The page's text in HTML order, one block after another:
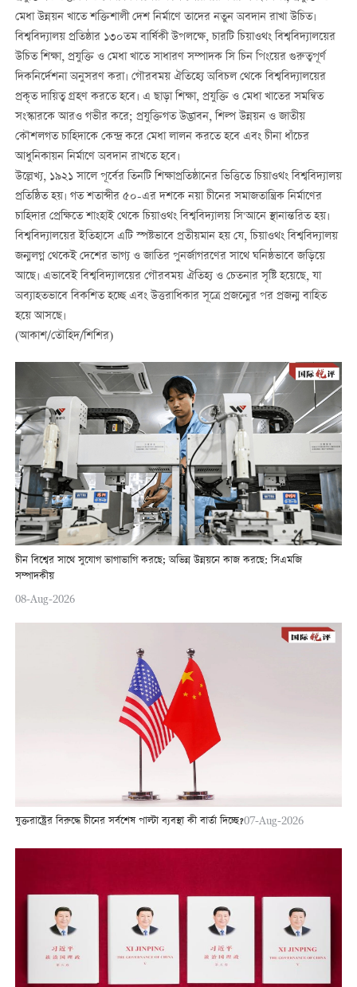
মেধা উন্নয়ন খাতে শক্তিশালী দেশ নির্মাণে তাদের নতুন অবদান রাখা উচিত।
বিশ্ববিদ্যালয় প্রতিষ্ঠার ১৩০তম বার্ষিকী উপলক্ষে, চারটি চিয়াওথং বিশ্ববিদ্যালয়ের
উচিত শিক্ষা, প্রযুক্তি ও মেধা খাতে সাধারণ সম্পাদক সি চিন পিংয়ের গুরুত্বপূর্ণ
দিকনির্দেশনা অনুসরণ করা। গৌরবময় ঐতিহ্যে অবিচল থেকে বিশ্ববিদ্যালয়ের
প্রকৃত দায়িত্ব গ্রহণ করতে হবে। এ ছাড়া শিক্ষা, প্রযুক্তি ও মেধা খাতের সমন্বিত
সংস্কারকে আরও গভীর করে; প্রযুক্তিগত উদ্ভাবন, শিল্প উন্নয়ন ও জাতীয়
কৌশলগত চাহিদাকে কেন্দ্র করে মেধা লালন করতে হবে এবং চীনা ধাঁচের
আধুনিকায়ন নির্মাণে অবদান রাখতে হবে।
উল্লেখ্য, ১৯২১ সালে পূর্বের তিনটি শিক্ষাপ্রতিষ্ঠানের ভিত্তিতে চিয়াওথং বিশ্ববিদ্যালয়
প্রতিষ্ঠিত হয়। গত শতাব্দীর ৫০-এর দশকে নয়া চীনের সমাজতান্ত্রিক নির্মাণের
চাহিদার প্রেক্ষিতে শাংহাই থেকে চিয়াওথং বিশ্ববিদ্যালয় সি'আনে স্থানান্তরিত হয়।
বিশ্ববিদ্যালয়ের ইতিহাসে এটি স্পষ্টভাবে প্রতীয়মান হয় যে, চিয়াওথং বিশ্ববিদ্যালয়
জন্মলগ্ন থেকেই দেশের ভাগ্য ও জাতির পুনর্জাগরণের সাথে ঘনিষ্ঠভাবে জড়িয়ে
আছে। এভাবেই বিশ্ববিদ্যালয়ের গৌরবময় ঐতিহ্য ও চেতনার সৃষ্টি হয়েছে, যা
অব্যাহতভাবে বিকশিত হচ্ছে এবং উত্তরাধিকার সূত্রে প্রজন্মের পর প্রজন্ম বাহিত
হয়ে আসছে।
(আকাশ/তৌহিদ/শিশির)
চীন বিশ্বের সাথে সুযোগ ভাগাভাগি করছে; অভিন্ন উন্নয়নে কাজ করছে: সিএমজি
সম্পাদকীয়
08-Aug-2026
যুক্তরাষ্ট্রের বিরুদ্ধে চীনের সর্বশেষ পাল্টা ব্যবস্থা কী বার্তা দিচ্ছে?07-Aug-2026